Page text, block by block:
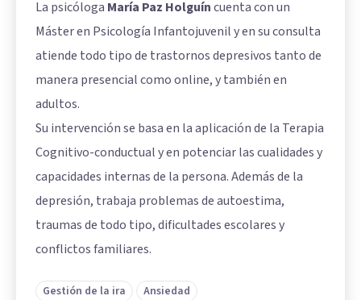
La psicóloga María Paz Holguíncuenta con un
Máster en Psicología Infantojuvenil y en su consulta
atiende todo tipo de trastornos depresivos tanto de
manera presencial como online, y también en
adultos.
Su intervención se basa en la aplicación de la Terapia
Cognitivo-conductual y en potenciar las cualidades y
capacidades internas de la persona. Además de la
depresión, trabaja problemas de autoestima,
traumas de todo tipo, dificultades escolares y
conflictos familiares.
Gestión de la ira
Ansiedad